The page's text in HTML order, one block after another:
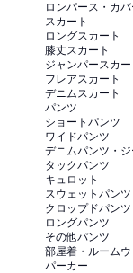
ロンパース・カ
スカート
ロングスカート
膝丈スカート
ジャンパースカ
フレアスカート
デニムスカート
パンツ
ショートパンツ
ワイドパンツ
デニムパンツ・
タックパンツ
キュロット
スウェットパンツ
クロップドパンツ
ロングパンツ
その他パンツ
部屋着・ルームウ
パーカー